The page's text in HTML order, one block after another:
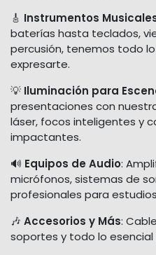
🎸 Instrumentos
baterías hasta teclados,
percusión, tenemos todo
expresarte.
💡 Iluminación para
presentaciones con
láser, focos inteligentes y
impactantes.
🔊 Equipos de Audio:
micrófonos, sistemas de
profesionales para
🎶 Accesorios y Más:
soportes y todo lo